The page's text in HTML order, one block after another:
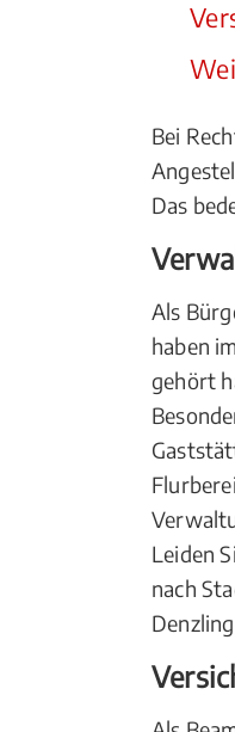
Bei
Das
Als
haben im
gehört
Leiden
nach